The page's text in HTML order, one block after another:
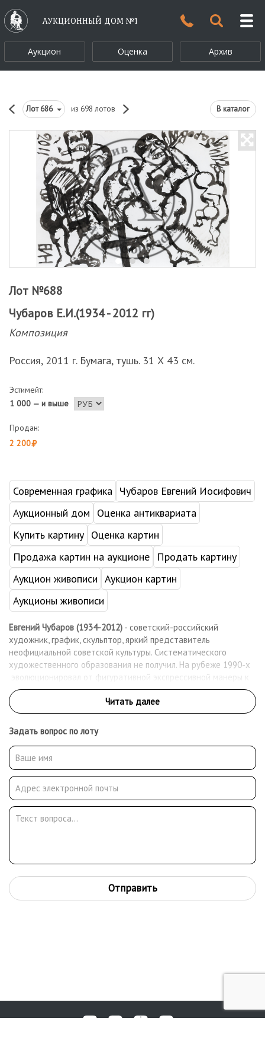
АУКЦИОННЫЙ ДОМ №1
Аукцион Оценка Архив
Лот686 из 698 лотов В каталог
Лот №688
Чубаров Е.И.(1934 - 2012 гг)
Композиция
Россия, 2011 г. Бумага, тушь. 31 Х 43 см.
Эстимейт:
1 000 — и выше
Продан:
2 200
Современная графика Чубаров Евгений Иосифович
Аукционный дом
Оценка антиквариата
Купить картину Оценка картин
Продажа картин на аукционе
Продать картину
Аукцион живописи Аукцион картин
Аукционы живописи
Евгений Чубаров (1934-2012) - советский-российский
художник, график, скульптор, яркий представитель
неофициальной советской культуры. Систематического
художественного образования не получил. На рубеже 1990-х
эволюционировал от фигуративной экспрессивной манеры к
абстракции. В 2004 году состоялись две масштабные
выставки Евгения Чубарова в Мраморном дворце в Санкт-
Петербурге и в Государственном центре современного
искусства в Москве. Произведения автора хранятся в
Государственном музее изобразительных искусств им.
А.С.Пушкина, Государственной Третьяковской галерее,
Московском музее современного искусства, Музее Ратгерского
Университета в Нью-Джерси и других частных и
государственных собраниях России и за рубежом.
Задать вопрос по лоту
Отправить